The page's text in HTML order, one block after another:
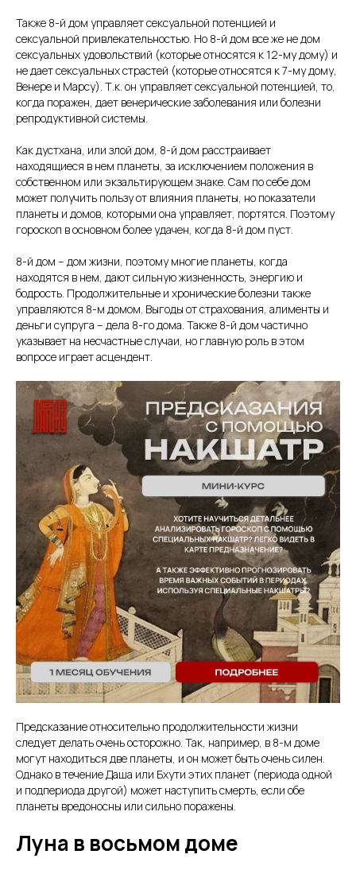
Также 8-й дом управляет сексуальной потенцией и
сексуальной привлекательностью. Но 8-й дом все же не дом
сексуальных удовольствий (которые относятся к 12-му дому) и
не дает сексуальных страстей (которые относятся к 7-му дому,
Венере и Марсу). Т.к. он управляет сексуальной потенцией, то,
когда поражен, дает венерические заболевания или болезни
репродуктивной системы.
Как дустхана, или злой дом, 8-й дом расстраивает
находящиеся в нем планеты, за исключением положения в
собственном или экзальтирующем знаке. Сам по себе дом
может получить пользу от влияния планеты, но показатели
планеты и домов, которыми она управляет, портятся. Поэтому
гороскоп в основном более удачен, когда 8-й дом пуст.
8-й дом – дом жизни, поэтому многие планеты, когда
находятся в нем, дают сильную жизненность, энергию и
бодрость. Продолжительные и хронические болезни также
управляются 8-м домом. Выгоды от страхования, алименты и
деньги супруга – дела 8-го дома. Также 8-й дом частично
указывает на несчастные случаи, но главную роль в этом
вопросе играет асцендент.
Предсказание относительно продолжительности жизни
следует делать очень осторожно. Так, например, в 8-м доме
могут находиться две планеты, и он может быть очень силен.
Однако в течение Даша или Бхути этих планет (периода одной
и подпериода другой) может наступить смерть, если обе
планеты вредоносны или сильно поражены.
Луна в восьмом доме